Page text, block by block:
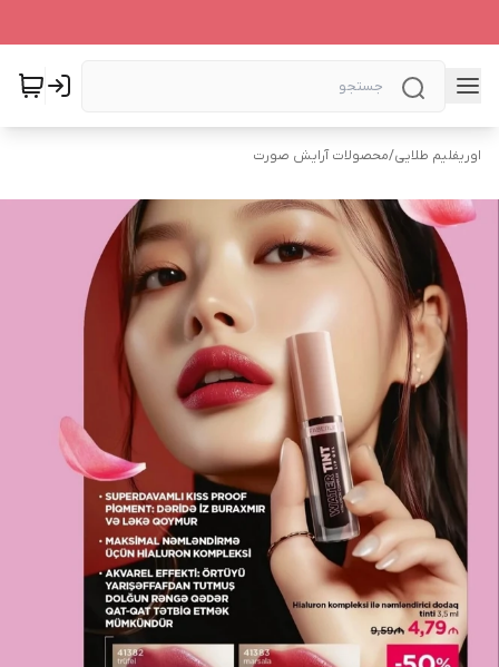
اوریفلیم طلایی/محصولات آرایش صورت